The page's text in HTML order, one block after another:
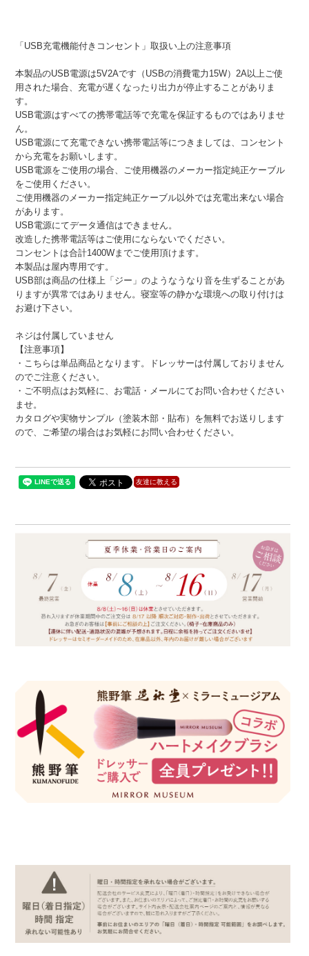
「USB充電機能付きコンセント」取扱い上の注意事項
本製品のUSB電源は5V2Aです（USBの消費電力15W）2A以上ご使
用された場合、充電が遅くなったり出力が停止することがありま
す。
USB電源はすべての携帯電話等で充電を保証するものではありませ
ん。
USB電源にて充電できない携帯電話等につきましては、コンセント
から充電をお願いします。
USB電源をご使用の場合、ご使用機器のメーカー指定純正ケーブル
をご使用ください。
ご使用機器のメーカー指定純正ケーブル以外では充電出来ない場合
があります。
USB電源にてデータ通信はできません。
改造した携帯電話等はご使用にならないでください。
コンセントは合計1400Wまでご使用頂けます。
本製品は屋内専用です。
USB部は商品の仕様上「ジー」のようなうなり音を生ずることがあ
りますが異常ではありません。寝室等の静かな環境への取り付けは
お避け下さい。
ネジは付属していません
【注意事項】
・こちらは単品商品となります。ドレッサーは付属しておりません
のでご注意ください。
・ご不明点はお気軽に、お電話・メールにてお問い合わせください
ませ。
カタログや実物サンプル（塗装木部・貼布）を無料でお送りします
ので、ご希望の場合はお気軽にお問い合わせください。
友達に教える